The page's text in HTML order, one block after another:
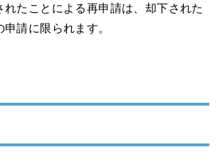
れたことによる再申請は、却下された
請に限られます。